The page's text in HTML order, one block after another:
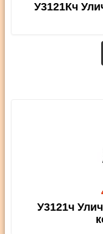
У3121Кч
У3121ч